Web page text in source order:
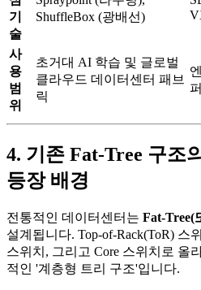
기
술
ShuffleBox (광배선)
사
용
범
위
초거대 AI 학습 및 글로벌
클라우드 데이터센터 패브
릭
4. 기존 Fat-Tree 구조
등장 배경
전통적인 데이터센터는 Fat-Tree(
설계됩니다. Top-of-Rack(ToR) 스
스위치, 그리고 Core 스위치로 올
적인 '계층형 트리 구조'입니다.